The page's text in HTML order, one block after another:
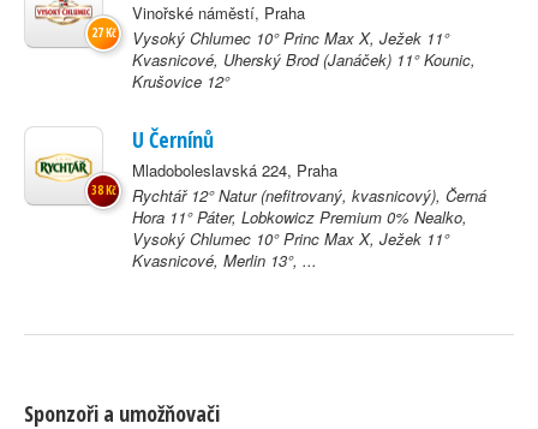
Vinořské náměstí, Praha
Vysoký Chlumec 10° Princ Max X, Ježek 11°
Kvasnicové, Uherský Brod (Janáček) 11° Kounic,
Krušovice 12°
27 Kč
U Černínů
Mladoboleslavská 224, Praha
Rychtář 12° Natur (nefitrovaný, kvasnicový), Černá
Hora 11° Páter, Lobkowicz Premium 0% Nealko,
Vysoký Chlumec 10° Princ Max X, Ježek 11°
Kvasnicové, Merlin 13°, ...
38 Kč
Sponzoři a umožňovači